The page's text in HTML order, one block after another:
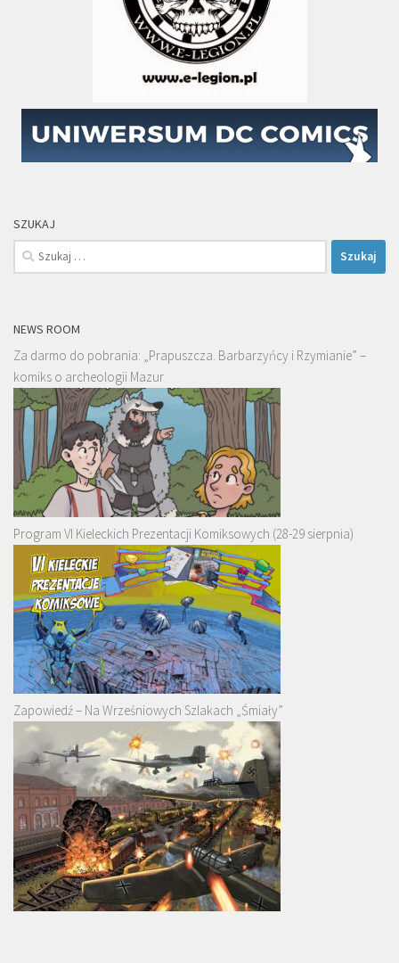
SZUKAJ
Szukaj:
NEWS ROOM
Za darmo do pobrania: „Prapuszcza. Barbarzyńcy i Rzymianie” –
komiks o archeologii Mazur
Program VI Kieleckich Prezentacji Komiksowych (28-29 sierpnia)
Zapowiedź – Na Wrześniowych Szlakach „Śmiały”